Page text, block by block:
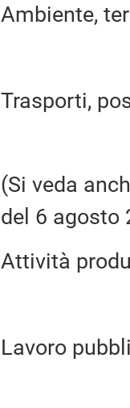
Ambiente,
Trasporti,
(Si veda
del 6 agosto
Attività
Lavoro